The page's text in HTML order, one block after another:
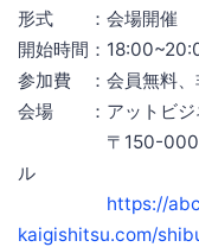
形式 ：会場開催
開始時間：
参加費 ：会員無料、
会場 ：アットビジ
〒150-0002 東
ル
https://
kaigishitsu.com/